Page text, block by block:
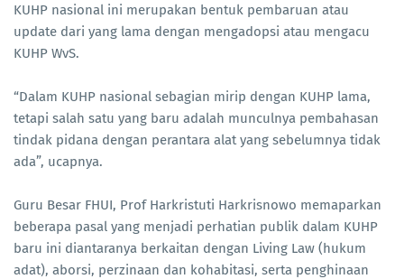
KUHP nasional ini merupakan bentuk pembaruan atau
update dari yang lama dengan mengadopsi atau mengacu
KUHP WvS.
“Dalam KUHP nasional sebagian mirip dengan KUHP lama,
tetapi salah satu yang baru adalah munculnya pembahasan
tindak pidana dengan perantara alat yang sebelumnya tidak
ada”, ucapnya.
Guru Besar FHUI, Prof Harkristuti Harkrisnowo memaparkan
beberapa pasal yang menjadi perhatian publik dalam KUHP
baru ini diantaranya berkaitan dengan Living Law (hukum
adat), aborsi, perzinaan dan kohabitasi, serta penghinaan